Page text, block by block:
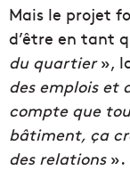
Mais le projet
d’être en tant
du quartier»,
des emplois et
compte que
bâtiment, ça
des relations».